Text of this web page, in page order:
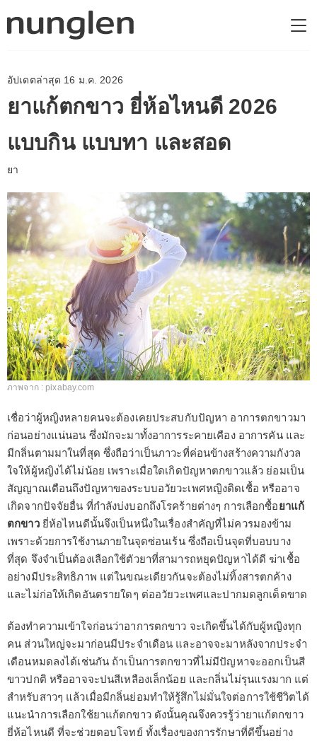
อัปเดตล่าสุด 16 ม.ค. 2026
ยาแก้ตกขาว ยี่ห้อไหนดี 2026
แบบกิน แบบทา และสอด
ยา
ภาพจาก : pixabay.com
เชื่อว่าผู้หญิงหลายคนจะต้องเคยประสบกับปัญหา อาการตกขาวมา
ก่อนอย่างแน่นอน ซึ่งมักจะมาทั้งอาการระคายเคือง อาการคัน และ
มีกลิ่นตามมาในที่สุด ซึ่งถือว่าเป็นภาวะที่ค่อนข้างสร้างความกังวล
ใจให้ผู้หญิงได้ไม่น้อย เพราะเมื่อใดเกิดปัญหาตกขาวแล้ว ย่อมเป็น
สัญญาณเตือนถึงปัญหาของระบบอวัยวะเพศหญิงติดเชื้อ หรืออาจ
เกิดจากปัจจัยอื่น ที่กำลังบ่งบอกถึงโรคร้ายต่างๆ การเลือกซื้อยาแก้
ตกขาวยี่ห้อไหนดีนั้นจึงเป็นหนึ่งในเรื่องสำคัญที่ไม่ควรมองข้าม
เพราะด้วยการใช้งานภายในจุดซ่อนเร้น ซึ่งถือเป็นจุดที่บอบบาง
ที่สุด จึงจำเป็นต้องเลือกใช้ตัวยาที่สามารถหยุดปัญหาได้ดี ฆ่าเชื้อ
อย่างมีประสิทธิภาพ แต่ในขณะเดียวกันจะต้องไม่ทิ้งสารตกค้าง
และไม่ก่อให้เกิดอันตรายใดๆ ต่ออวัยวะเพศและปากมดลูกเด็ดขาด
ต้องทำความเข้าใจก่อนว่าอาการตกขาว จะเกิดขึ้นได้กับผู้หญิงทุก
คน ส่วนใหญ่จะมาก่อนมีประจำเดือน และอาจจะมาหลังจากประจำ
เดือนหมดลงได้เช่นกัน ถ้าเป็นการตกขาวที่ไม่มีปัญหาจะออกเป็นสี
ขาวปกติ หรืออาจจะปนสีเหลืองเล็กน้อย และกลิ่นไม่รุนแรงมาก แต่
สำหรับสาวๆ แล้วเมื่อมีกลิ่นย่อมทำให้รู้สึกไม่มั่นใจต่อการใช้ชีวิตได้
แนะนำการเลือกใช้ยาแก้ตกขาว ดังนั้นคุณจึงควรรู้ว่ายาแก้ตกขาว
ยี่ห้อไหนดี ที่จะช่วยตอบโจทย์ ทั้งเรื่องของการรักษาที่ดีขึ้นอย่าง